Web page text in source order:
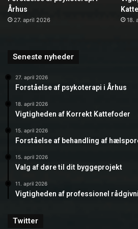
Århus
27. april 2026 18.
Seneste nyheder
27. april 2026
Forståelse af psykoterapi i Århus
18. april 2026
Vigtigheden af Korrekt Kattefoder
15. april 2026
Forståelse af behandling af
15. april 2026
Valg af døre til dit byggeprojekt
11. april 2026
Vigtigheden af professionel
Twitter